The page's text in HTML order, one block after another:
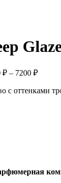
₽ – 7200 ₽
с оттенками